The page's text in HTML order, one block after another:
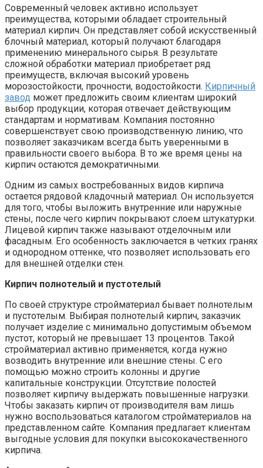
Современный человек активно использует
преимущества, которыми обладает строительный
материал кирпич. Он представляет собой искусственный
блочный материал, который получают благодаря
применению минерального сырья. В результате
сложной обработки материал приобретает ряд
преимуществ, включая высокий уровень
морозостойкости, прочности, водостойкости. Кирпичный
завод может предложить своим клиентам широкий
выбор продукции, которая отвечает действующим
стандартам и нормативам. Компания постоянно
совершенствует свою производственную линию, что
позволяет заказчикам всегда быть уверенными в
правильности своего выбора. В то же время цены на
кирпич остаются демократичными.
Одним из самых востребованных видов кирпича
остается рядовой кладочный материал. Он используется
для того, чтобы выложить внутренние или наружные
стены, после чего кирпич покрывают слоем штукатурки.
Лицевой кирпич также называют отделочным или
фасадным. Его особенность заключается в четких гранях
и однородном оттенке, что позволяет использовать его
для внешней отделки стен.
Кирпич полнотелый и пустотелый
По своей структуре стройматериал бывает полнотелым
и пустотелым. Выбирая полнотелый кирпич, заказчик
получает изделие с минимально допустимым объемом
пустот, который не превышает 13 процентов. Такой
стройматериал активно применяется, когда нужно
возводить внутренние или внешние стены. С его
помощью можно строить колонны и другие
капитальные конструкции. Отсутствие полостей
позволяет кирпичу выдержать повышенные нагрузки.
Чтобы заказать кирпич от производителя вам лишь
нужно воспользоваться каталогом стройматериалов на
представленном сайте. Компания предлагает клиентам
выгодные условия для покупки высококачественного
кирпича.